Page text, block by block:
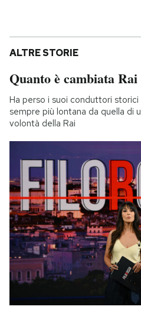
ALTRE STORIE
Quanto è cambiata Rai
Ha perso i suoi conduttori
sempre più lontana da quella di
volontà della Rai